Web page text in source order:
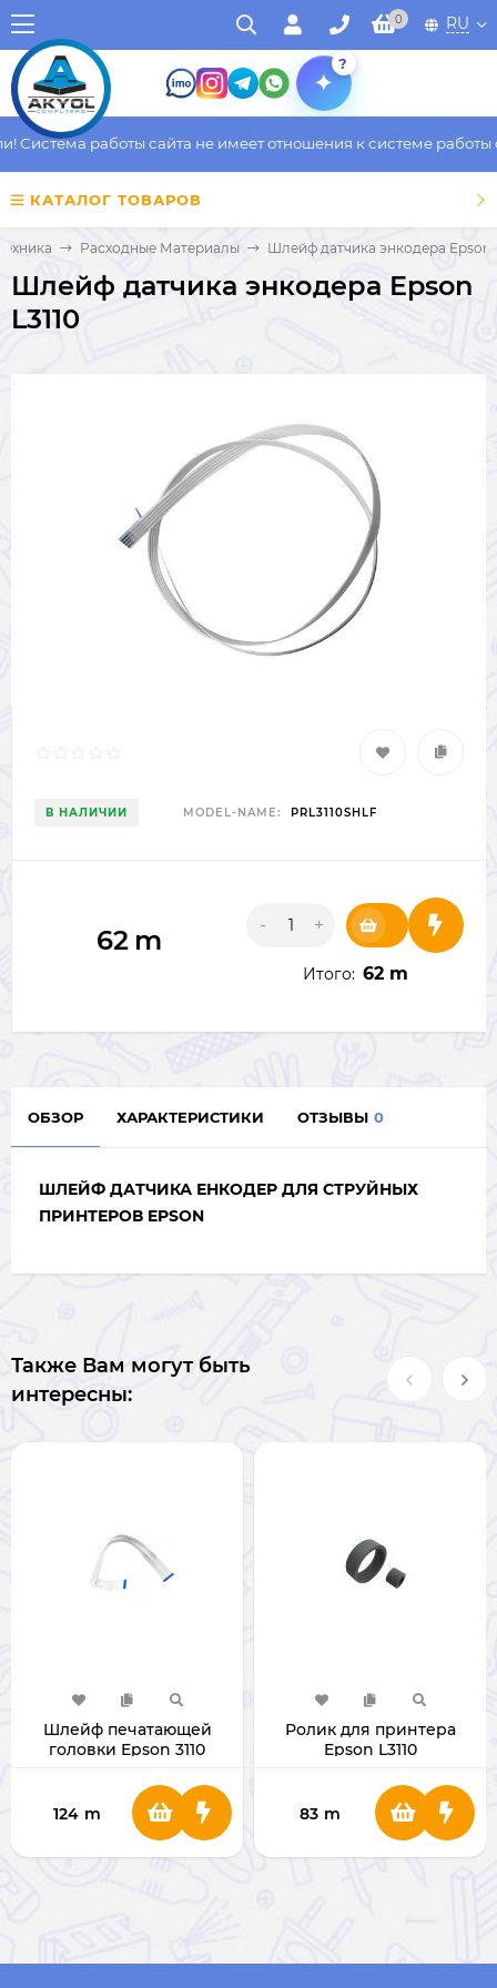
0 RU
?
работы сайта не имеет отношения к системе работы
КАТАЛОГ ТОВАРОВ
Расходные Материалы Шлейф датчика энкодера Epson
Шлейф датчика энкодера Epson
L3110
В НАЛИЧИИ MODEL-NAME: PRL3110SHLF
62 m - +
Итого: 62 m
ОБЗОР ХАРАКТЕРИСТИКИ ОТЗЫВЫ 0
ШЛЕЙФ ДАТЧИКА ЕНКОДЕР ДЛЯ СТРУЙНЫХ
ПРИНТЕРОВ EPSON
Также Вам могут быть
интересны:
Шлейф печатающей
головки Epson 3110
124 m
Ролик для принтера
Epson L3110
83 m